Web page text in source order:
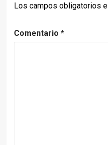
Los campos obligatorios
Comentario *